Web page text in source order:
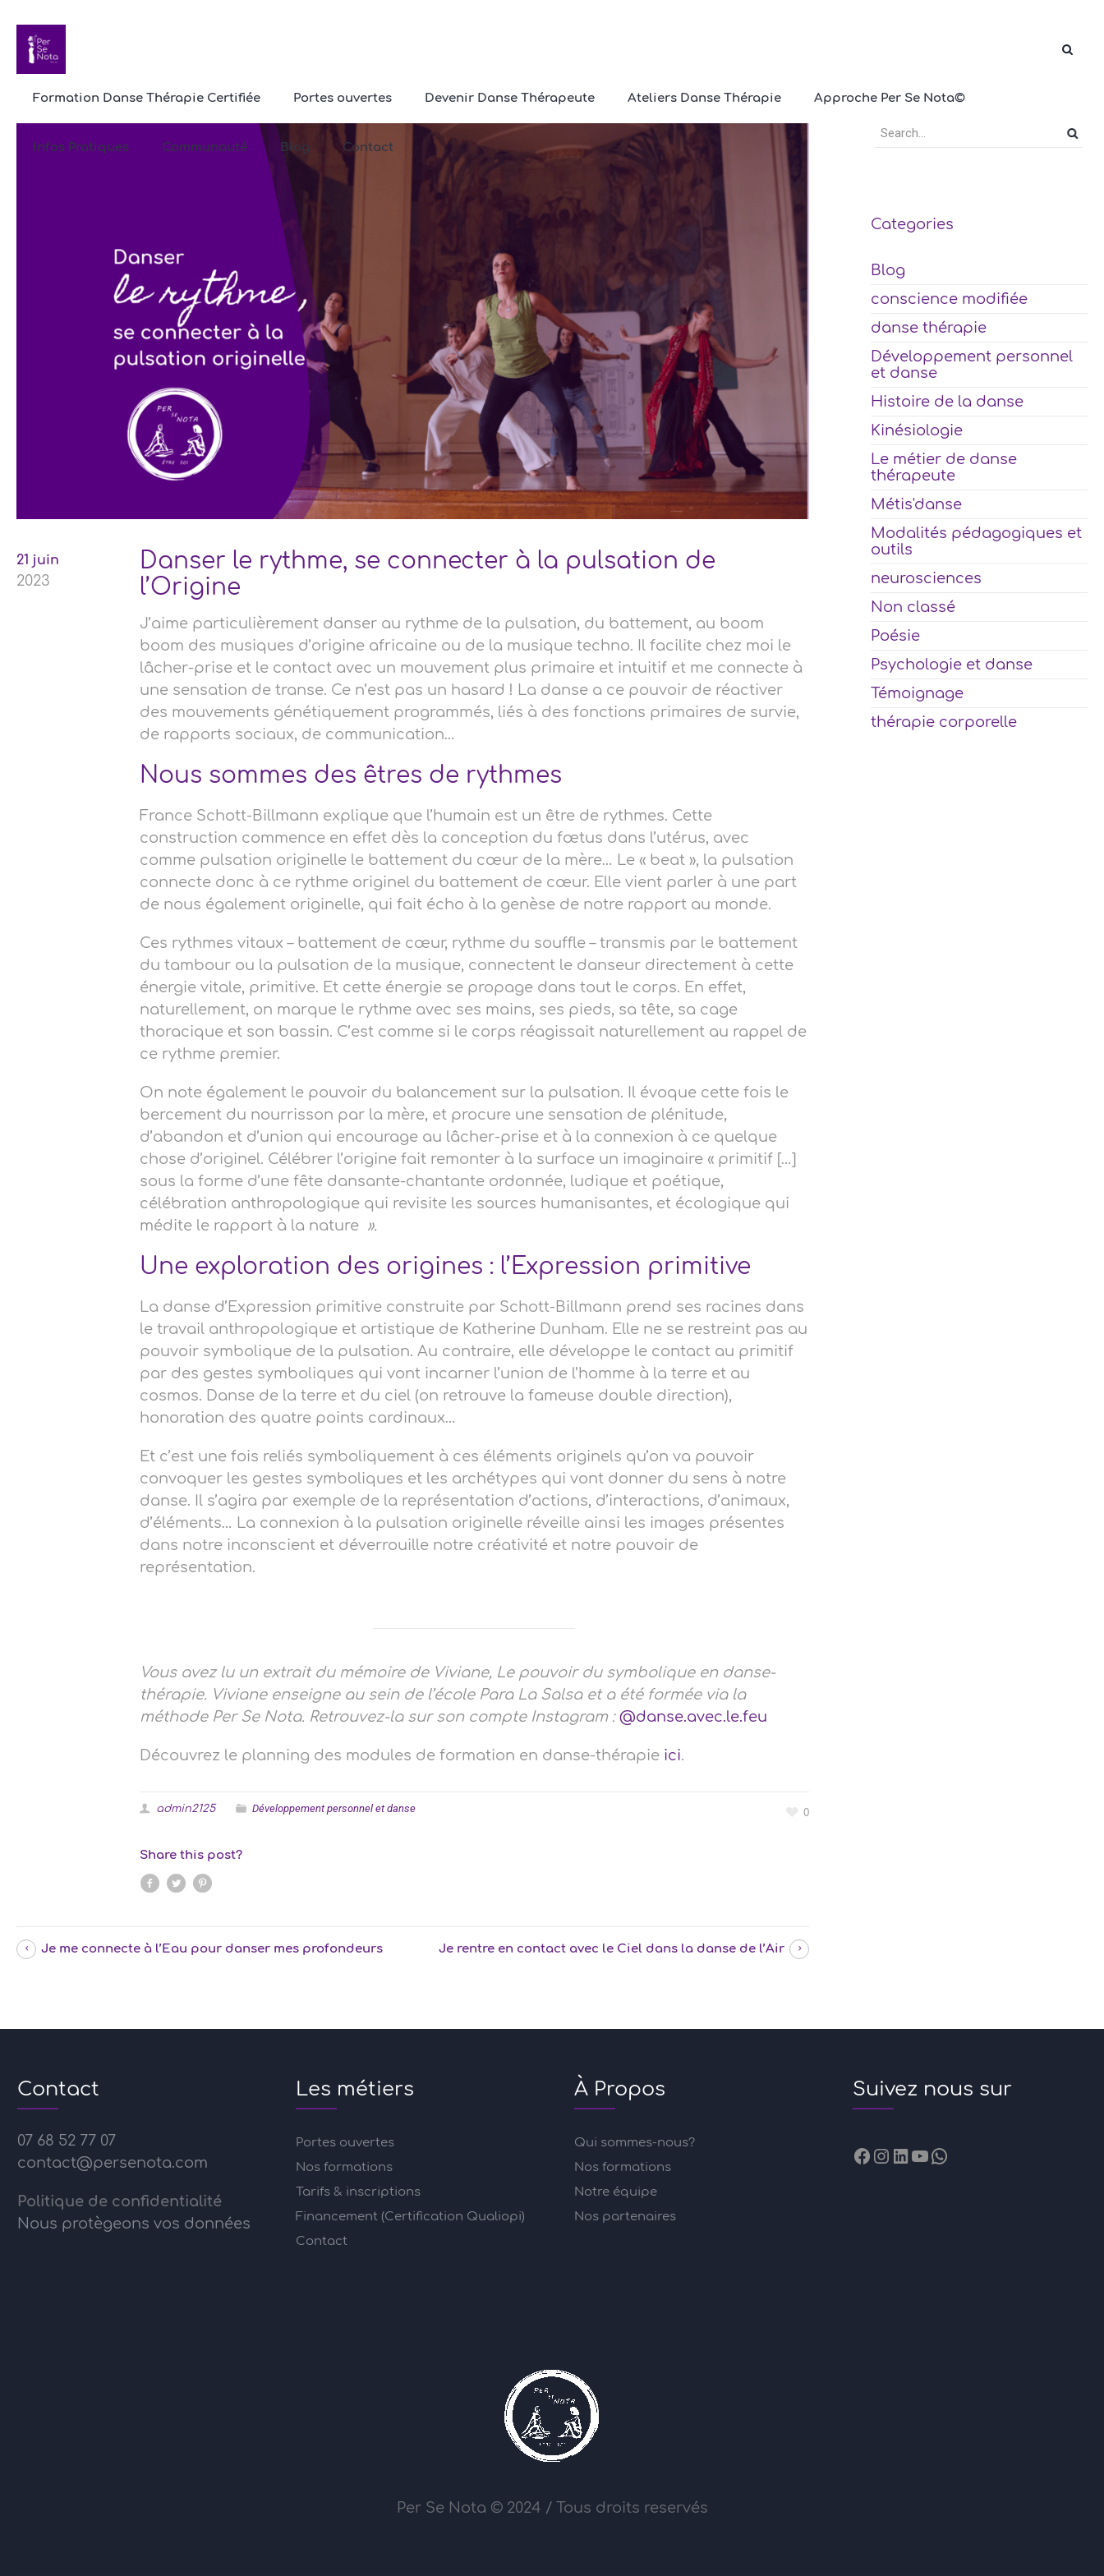
Formation Danse Thérapie Certifiée Portes ouvertes Devenir Danse Thérapeute Ateliers Danse Thérapie Approche Per Se Nota©
Infos Pratiques Communauté Blog Contact
21 juin
2023
Danser le rythme, se connecter à la pulsation de
l’Origine
J’aime particulièrement danser au rythme de la pulsation, du battement, au boom
boom des musiques d’origine africaine ou de la musique techno. Il facilite chez moi le
lâcher-prise et le contact avec un mouvement plus primaire et intuitif et me connecte à
une sensation de transe. Ce n’est pas un hasard ! La danse a ce pouvoir de réactiver
des mouvements génétiquement programmés, liés à des fonctions primaires de survie,
de rapports sociaux, de communication…
Nous sommes des êtres de rythmes
France Schott-Billmann explique que l’humain est un être de rythmes. Cette
construction commence en effet dès la conception du fœtus dans l’utérus, avec
comme pulsation originelle le battement du cœur de la mère… Le « beat », la pulsation
connecte donc à ce rythme originel du battement de cœur. Elle vient parler à une part
de nous également originelle, qui fait écho à la genèse de notre rapport au monde.
Ces rythmes vitaux – battement de cœur, rythme du souffle – transmis par le battement
du tambour ou la pulsation de la musique, connectent le danseur directement à cette
énergie vitale, primitive. Et cette énergie se propage dans tout le corps. En effet,
naturellement, on marque le rythme avec ses mains, ses pieds, sa tête, sa cage
thoracique et son bassin. C’est comme si le corps réagissait naturellement au rappel de
ce rythme premier.
On note également le pouvoir du balancement sur la pulsation. Il évoque cette fois le
bercement du nourrisson par la mère, et procure une sensation de plénitude,
d’abandon et d’union qui encourage au lâcher-prise et à la connexion à ce quelque
chose d’originel. Célébrer l’origine fait remonter à la surface un imaginaire « primitif […]
sous la forme d’une fête dansante-chantante ordonnée, ludique et poétique,
célébration anthropologique qui revisite les sources humanisantes, et écologique qui
médite le rapport à la nature ».
Une exploration des origines : l’Expression primitive
La danse d’Expression primitive construite par Schott-Billmann prend ses racines dans
le travail anthropologique et artistique de Katherine Dunham. Elle ne se restreint pas au
pouvoir symbolique de la pulsation. Au contraire, elle développe le contact au primitif
par des gestes symboliques qui vont incarner l’union de l’homme à la terre et au
cosmos. Danse de la terre et du ciel (on retrouve la fameuse double direction),
honoration des quatre points cardinaux…
Et c’est une fois reliés symboliquement à ces éléments originels qu’on va pouvoir
convoquer les gestes symboliques et les archétypes qui vont donner du sens à notre
danse. Il s’agira par exemple de la représentation d’actions, d’interactions, d’animaux,
d’éléments… La connexion à la pulsation originelle réveille ainsi les images présentes
dans notre inconscient et déverrouille notre créativité et notre pouvoir de
représentation.
Vous avez lu un extrait du mémoire de Viviane, Le pouvoir du symbolique en danse-
thérapie. Viviane enseigne au sein de l’école Para La Salsa et a été formée via la
méthode Per Se Nota. Retrouvez-la sur son compte Instagram : @danse.avec.le.feu
Découvrez le planning des modules de formation en danse-thérapie ici.
0
admin2125 Développement personnel et danse
Share this post?
Je me connecte à l’Eau pour danser mes profondeurs Je rentre en contact avec le Ciel dans la danse de l’Air
Categories
Blog
conscience modifiée
danse thérapie
Développement personnel
et danse
Histoire de la danse
Kinésiologie
Le métier de danse
thérapeute
Métis'danse
Modalités pédagogiques et
outils
neurosciences
Non classé
Poésie
Psychologie et danse
Témoignage
thérapie corporelle
Contact
07 68 52 77 07
contact@persenota.com
Politique de confidentialité
Nous protègeons vos données
Les métiers
Portes ouvertes
Nos formations
Tarifs & inscriptions
Financement (Certification Qualiopi)
Contact
À Propos
Qui sommes-nous?
Nos formations
Notre équipe
Nos partenaires
Suivez nous sur
Facebook
Instagram
LinkedIn
YouTube
WhatsApp
Per Se Nota © 2024 / Tous droits reservés